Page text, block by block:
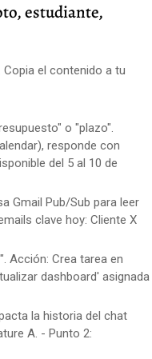
estudiante,
Copia el contenido a tu
o "plazo".
responde con
del 5 al 10 de
Gmail Pub/Sub para leer
clave hoy: Cliente X
Acción: Crea tarea en
dashboard' asignada
la historia del chat
A. - Punto 2: